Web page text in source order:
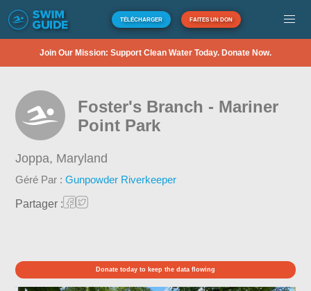
TÉLÉCHARGER FAITES UN DON
Join Our Mission: Support Clean Water Today. Donate Now.
Foster's Branch - Mariner
Point Park
Joppa, Maryland
Géré Par :Gunpowder Riverkeeper
Partager :
Donate today to keep the data flowing